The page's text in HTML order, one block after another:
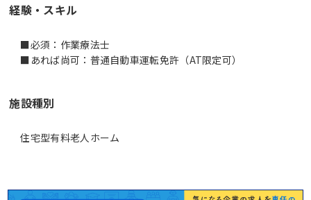
経験・スキル
■必須：作業療法士
■あれば尚可：普通自動車運転免許（AT限定可）
施設種別
住宅型有料老人ホーム